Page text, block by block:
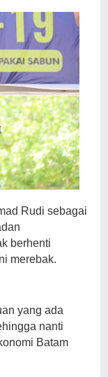
Rudi sebagai
berhenti
merebak.
yang ada
nanti
Batam